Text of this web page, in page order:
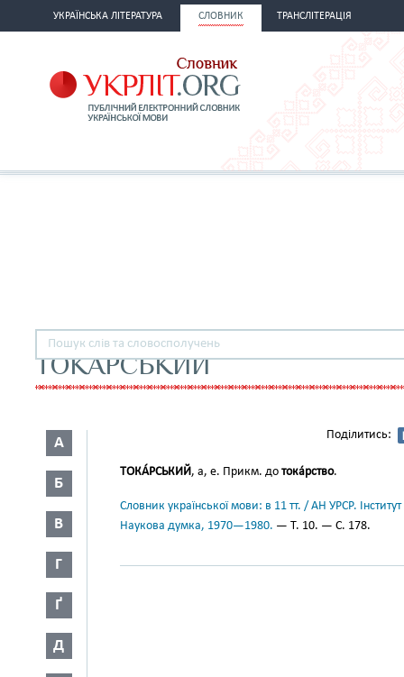
УКРАЇНСЬКА ЛІТЕРАТУРА СЛОВНИК ТРАНСЛІТЕРАЦІЯ
ТОКАРСЬКИЙ
А
Б
В
Г
Ґ
Д
Поділитись:
ТОКА́РСЬКИЙ, а, е. Прикм. до тока́рство.
Словник української мови: в 11 тт. / АН УРСР.
Наукова думка, 1970—1980. — Т. 10. — С. 178.